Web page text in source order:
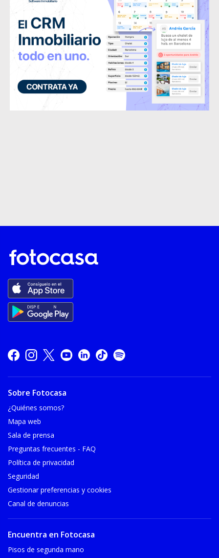
Sobre Fotocasa
¿Quiénes somos?
Mapa web
Sala de prensa
Preguntas frecuentes - FAQ
Política de privacidad
Seguridad
Gestionar preferencias y cookies
Canal de denuncias
Encuentra en Fotocasa
Pisos de segunda mano